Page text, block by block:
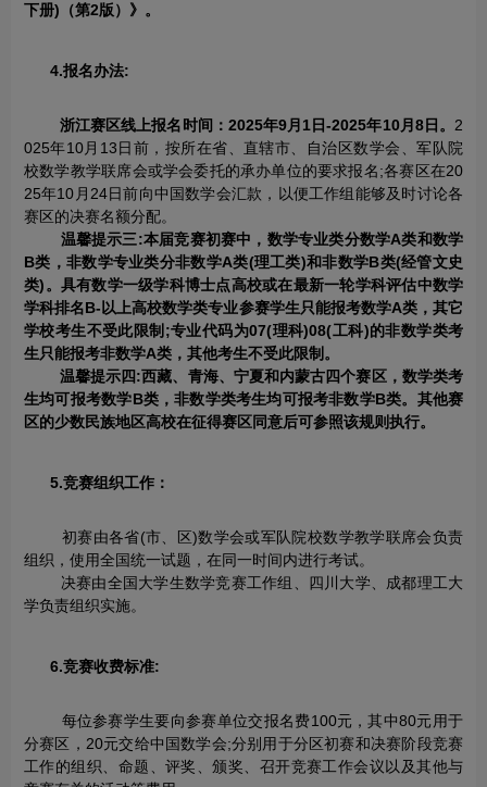
下册)（第2版）》。
4.报名办法:
浙江赛区线上报名时间：2025年9月1日-2025年10月8日。 2
025年10月13日前，按所在省、直辖市、自治区数学会、军队院
校数学教学联席会或学会委托的承办单位的要求报名;各赛区在20
25年10月24日前向中国数学会汇款，以便工作组能够及时讨论各
赛区的决赛名额分配。
温馨提示三:本届竞赛初赛中，数学专业类分数学A类和数学
B类，非数学专业类分非数学A类(理工类)和非数学B类(经管文史
类)。具有数学一级学科博士点高校或在最新一轮学科评估中数学
学科排名B-以上高校数学类专业参赛学生只能报考数学A类，其它
学校考生不受此限制;专业代码为07(理科)08(工科)的非数学类考
生只能报考非数学A类，其他考生不受此限制。
温馨提示四:西藏、青海、宁夏和内蒙古四个赛区，数学类考
生均可报考数学B类，非数学类考生均可报考非数学B类。其他赛
区的少数民族地区高校在征得赛区同意后可参照该规则执行。
5.竞赛组织工作：
初赛由各省(市、区)数学会或军队院校数学教学联席会负责
组织，使用全国统一试题，在同一时间内进行考试。
决赛由全国大学生数学竞赛工作组、四川大学、成都理工大
学负责组织实施。
6.竞赛收费标准:
每位参赛学生要向参赛单位交报名费100元，其中80元用于
分赛区，20元交给中国数学会;分别用于分区初赛和决赛阶段竞赛
工作的组织、命题、评奖、颁奖、召开竞赛工作会议以及其他与